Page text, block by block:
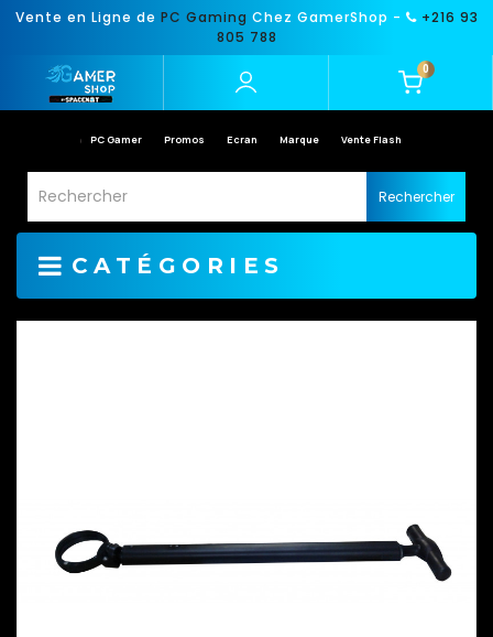
Vente en Ligne de PC Gaming Chez GamerShop -
+216 93
805 788
0
PC Gamer Promos Ecran Marque Vente Flash
Rechercher
CATÉGORIES